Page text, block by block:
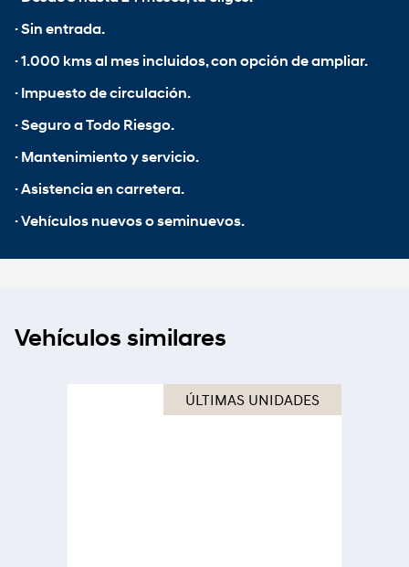
· Sin entrada.
· 1.000 kms al mes incluidos, con opción de ampliar.
· Impuesto de circulación.
· Seguro a Todo Riesgo.
· Mantenimiento y servicio.
· Asistencia en carretera.
· Vehículos nuevos o seminuevos.
Vehículos similares
ÚLTIMAS UNIDADES